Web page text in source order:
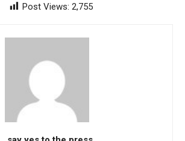
Post Views: 2,755